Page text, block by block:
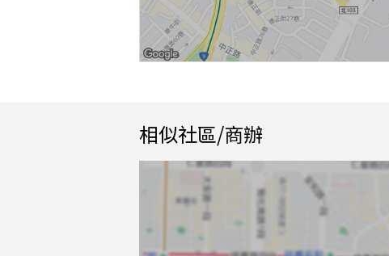
相似社區/商辦